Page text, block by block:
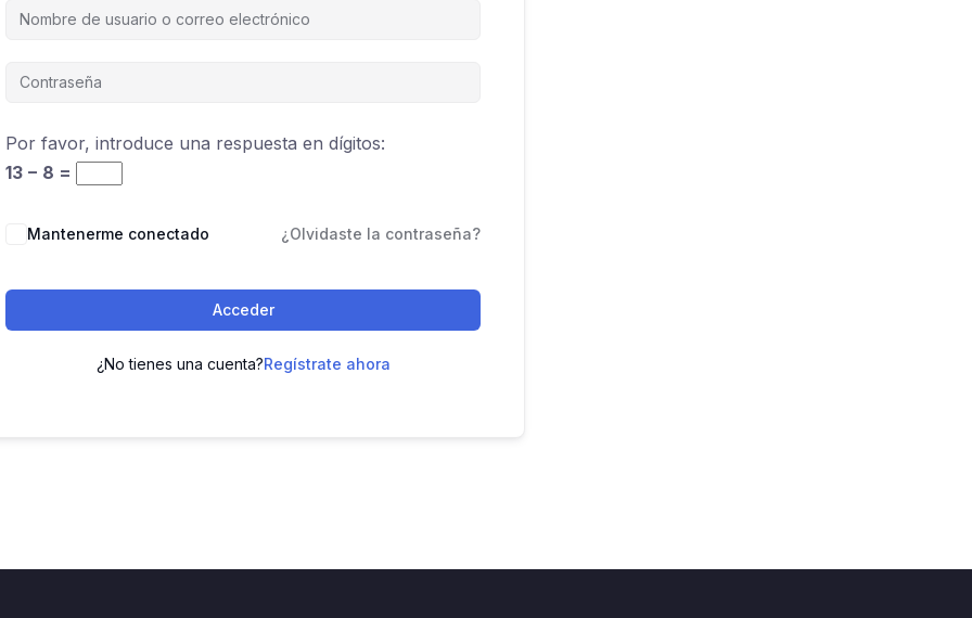
Por favor, introduce una respuesta en dígitos:
13 − 8 =
Mantenerme conectado ¿Olvidaste la contraseña?
Acceder
¿No tienes una cuenta?Regístrate ahora